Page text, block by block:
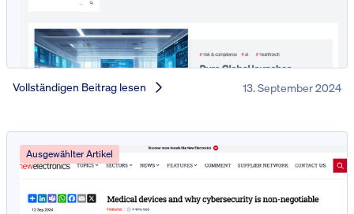
Vollständigen Beitrag lesen 13. September 2024
Ausgewählter Artikel